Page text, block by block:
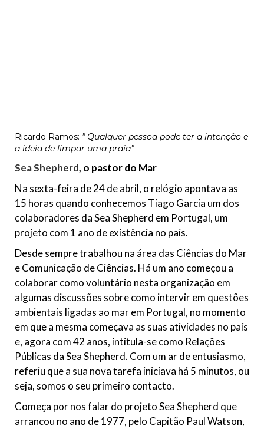
Ricardo Ramos: ” Qualquer pessoa pode ter a intenção e
a ideia de limpar uma praia”
Sea Shepherd, o pastor do Mar
Na sexta-feira de 24 de abril, o relógio apontava as
15 horas quando conhecemos Tiago Garcia um dos
colaboradores da Sea Shepherd em Portugal, um
projeto com 1 ano de existência no país.
Desde sempre trabalhou na área das Ciências do Mar
e Comunicação de Ciências. Há um ano começou a
colaborar como voluntário nesta organização em
algumas discussões sobre como intervir em questões
ambientais ligadas ao mar em Portugal, no momento
em que a mesma começava as suas atividades no país
e, agora com 42 anos, intitula-se como Relações
Públicas da Sea Shepherd. Com um ar de entusiasmo,
referiu que a sua nova tarefa iniciava há 5 minutos, ou
seja, somos o seu primeiro contacto.
Começa por nos falar do projeto Sea Shepherd que
arrancou no ano de 1977, pelo Capitão Paul Watson,